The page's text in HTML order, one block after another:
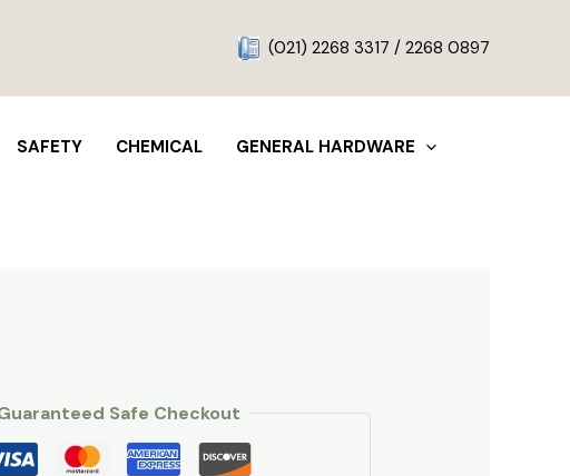
(021) 2268 3317 / 2268 0897
SAFETY CHEMICAL GENERAL HARDWARE
Safe Checkout